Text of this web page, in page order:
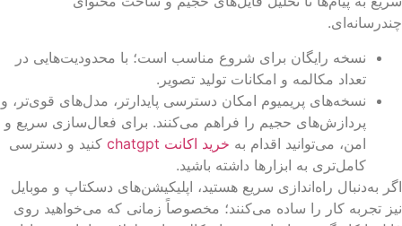
نسخه رایگان برای شروع مناسب است؛ با محدودیت‌هایی در
تعداد مکالمه و امکانات تولید تصویر.
نسخه‌های پریمیوم امکان دسترسی پایدارتر، مدل‌های قوی‌تر، و
پردازش‌های حجیم را فراهم می‌کنند. برای فعال‌سازی سریع و
امن، می‌توانید اقدام بهخرید اکانت chatgpt
کنید و دسترسی
کامل‌تری به ابزارها داشته باشید.
به‌دنبال راه‌اندازی سریع هستید، اپلیکیشن‌های دسکتاپ و موبایل
تجربه کار را ساده می‌کنند؛ مخصوصاً زمانی که می‌خواهید روی